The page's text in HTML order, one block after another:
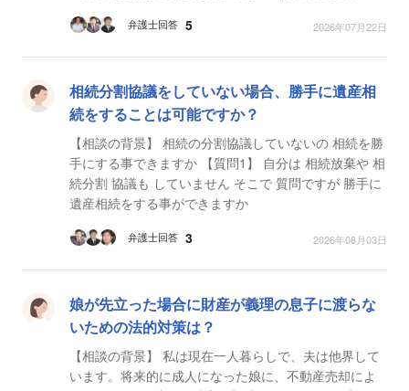
親...
弁護士回答 5 2026年07月22日
相続分割協議をしていない場合、勝手に遺産相
続をすることは可能ですか？
【相談の背景】 相続の分割協議していないの 相続を勝
手にする事できますか 【質問1】 自分は 相続放棄や 相
続分割 協議も していません そこで 質問ですが 勝手に
遺産相続をする事ができますか
弁護士回答 3 2026年08月03日
娘が先立った場合に財産が義理の息子に渡らな
いための法的対策は？
【相談の背景】 私は現在一人暮らしで、夫は他界して
います。将来的に成人になった娘に、不動産売却によ